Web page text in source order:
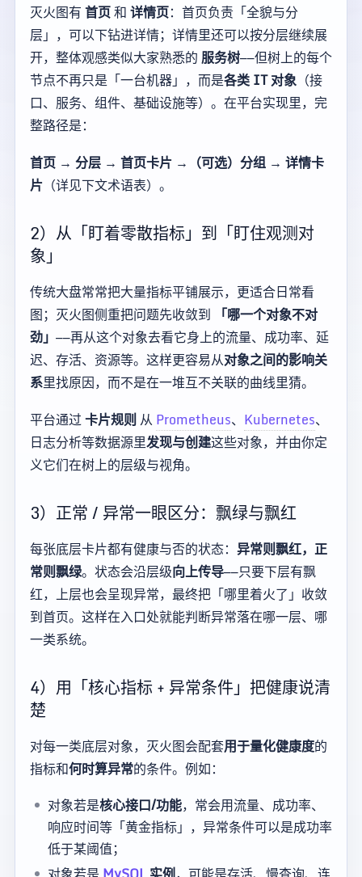
灭火图有首页和详情页：首页负责「全貌与分
层」，可以下钻进详情；详情里还可以按分层继续展
开，整体观感类似大家熟悉的服务树——但树上的每个
节点不再只是「一台机器」，而是各类 IT 对象 （接
口、服务、组件、基础设施等）。在平台实现里，完
整路径是：
首页 → 分层 → 首页卡片 →（可选）分组 → 详情卡
片 （详见下文术语表）。
2）从「盯着零散指标」到「盯住观测对
象」
传统大盘常常把大量指标平铺展示，更适合日常看
图；灭火图侧重把问题先收敛到 「哪一个对象不对
劲」 ——再从这个对象去看它身上的流量、成功率、延
迟、存活、资源等。这样更容易从对象之间的影响关
系里找原因，而不是在一堆互不关联的曲线里猜。
平台通过卡片规则从Prometheus、 Kubernetes、
日志分析等数据源里发现与创建这些对象，并由你定
义它们在树上的层级与视角。
3）正常 / 异常一眼区分：飘绿与飘红
每张底层卡片都有健康与否的状态： 异常则飘红，正
常则飘绿。状态会沿层级向上传导——只要下层有飘
红，上层也会呈现异常，最终把「哪里着火了」收敛
到首页。这样在入口处就能判断异常落在哪一层、哪
一类系统。
4）用「核心指标 + 异常条件」把健康说清
楚
对每一类底层对象，灭火图会配套用于量化健康度的
指标和何时算异常的条件。例如：
对象若是核心接口/功能，常会用流量、成功率、
响应时间等「黄金指标」，异常条件可以是成功率
低于某阈值；